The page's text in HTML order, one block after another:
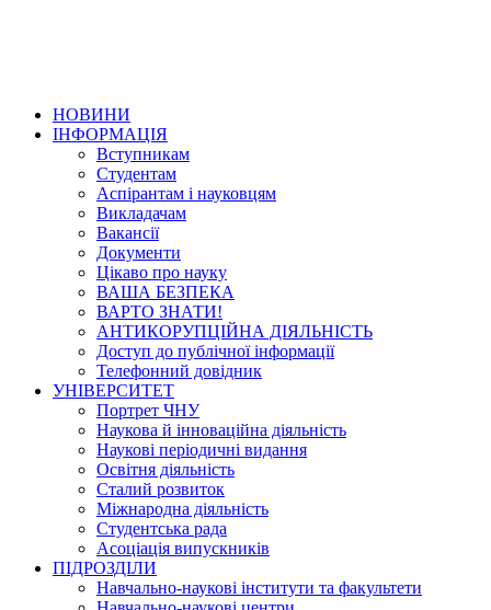
НОВИНИ
ІНФОРМАЦІЯ
Вступникам
Студентам
Аспірантам і науковцям
Викладачам
Вакансії
Документи
Цікаво про науку
ВАША БЕЗПЕКА
ВАРТО ЗНАТИ!
АНТИКОРУПЦІЙНА ДІЯЛЬНІСТЬ
Доступ до публічної інформації
Телефонний довідник
УНІВЕРСИТЕТ
Портрет ЧНУ
Наукова й інноваційна діяльність
Наукові періодичні видання
Освітня діяльність
Сталий розвиток
Міжнародна діяльність
Студентська рада
Асоціація випускників
ПІДРОЗДІЛИ
Навчально-наукові інститути та факультети